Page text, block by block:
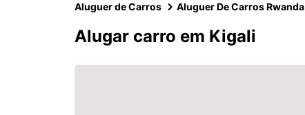
Aluguer de Carros Aluguer De Carros Rwanda
Alugar carro em Kigali